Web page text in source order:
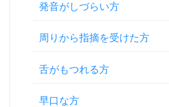
発音がしづらい方
周りから指摘を受けた方
舌がもつれる方
早口な方